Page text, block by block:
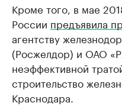
Кроме того, в мае
России предъявила
агентству
(Росжелдор) и ОАО
неэффективной
строительство
Краснодара.